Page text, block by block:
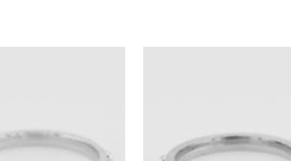
€78.00 €58.50
Huile d'Onction
€9.90 €5.00